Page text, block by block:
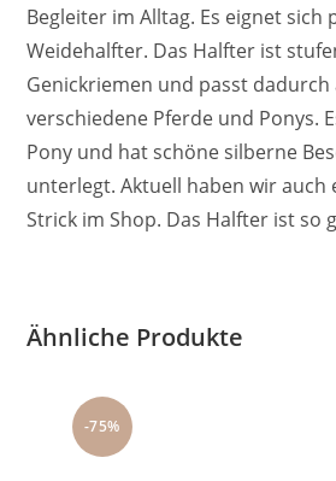
Begleiter im Alltag. Es eignet sich
Weidehalfter. Das Halfter ist
Genickriemen und passt dadurch
verschiedene Pferde und Ponys.
Pony und hat schöne silberne
unterlegt. Aktuell haben wir auch
Strick im Shop. Das Halfter ist so
Ähnliche Produkte
-75%